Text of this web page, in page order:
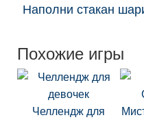
Наполни стакан
Похожие игры
Челлендж для